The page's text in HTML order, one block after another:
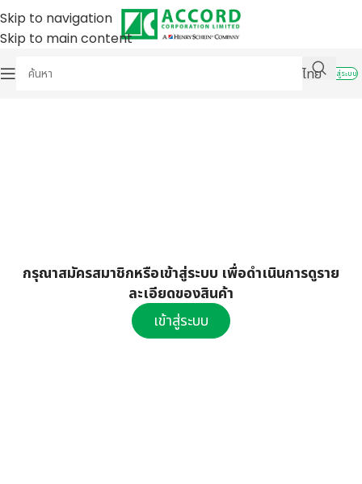
Skip to navigation
Skip to main content
ไทย
เข้าสู่ระบบ
กรุณาสมัครสมาชิกหรือเข้าสู่ระบบ เพื่อดำเนินการดูราย
ละเอียดของสินค้า
เข้าสู่ระบบ